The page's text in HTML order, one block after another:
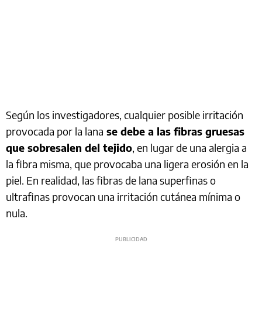
Según los investigadores, cualquier posible irritación
provocada por la lana se debe a las fibras gruesas
que sobresalen del tejido, en lugar de una alergia a
la fibra misma, que provocaba una ligera erosión en la
piel. En realidad, las fibras de lana superfinas o
ultrafinas provocan una irritación cutánea mínima o
nula.